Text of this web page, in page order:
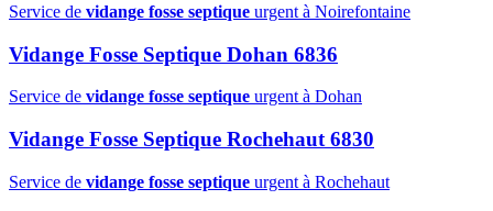
Service de vidange fosse septique urgent à Noirefontaine
Vidange Fosse Septique Dohan 6836
Service de vidange fosse septique urgent à Dohan
Vidange Fosse Septique Rochehaut 6830
Service de vidange fosse septique urgent à Rochehaut